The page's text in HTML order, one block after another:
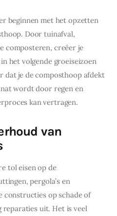
beginnen met het opzetten
Door tuinafval,
composteren, creëer je
het volgende groeiseizoen
dat je de composthoop afdekt
wordt door regen en
kan vertragen.
van
tol eisen op de
pergola’s en
constructies op schade of
reparaties uit. Het is veel